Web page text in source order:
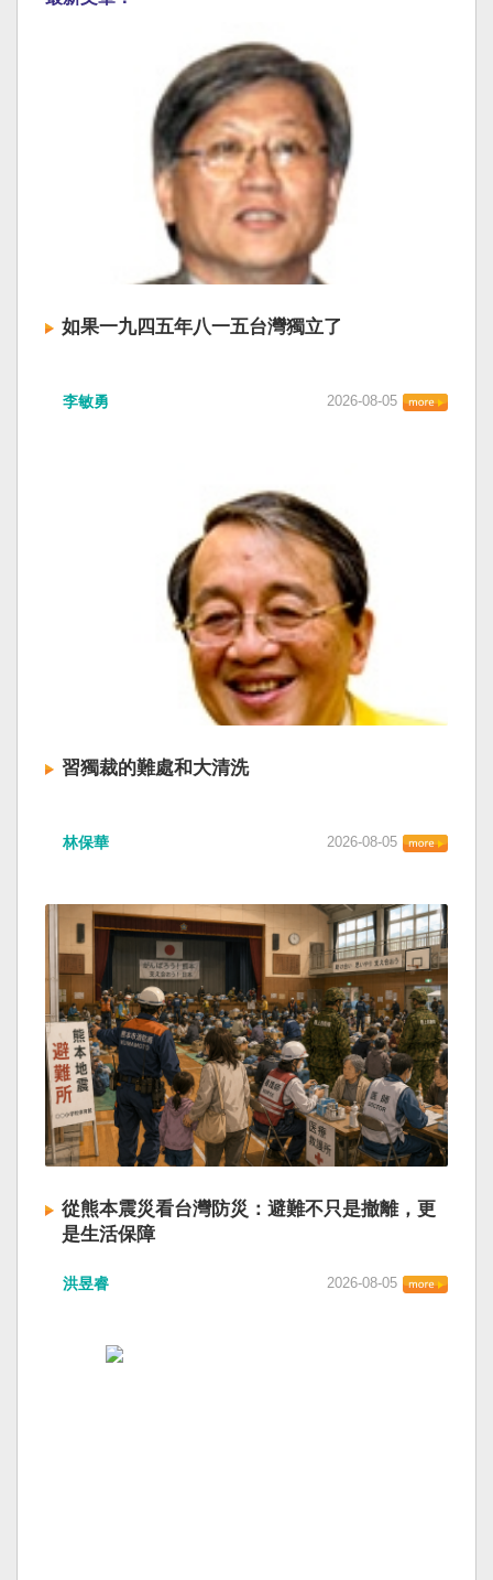
如果一九四五年八一五台灣獨立了
李敏勇 2026-08-05
習獨裁的難處和大清洗
林保華 2026-08-05
從熊本震災看台灣防災：避難不只是撤離，更
是生活保障
洪昱睿 2026-08-05